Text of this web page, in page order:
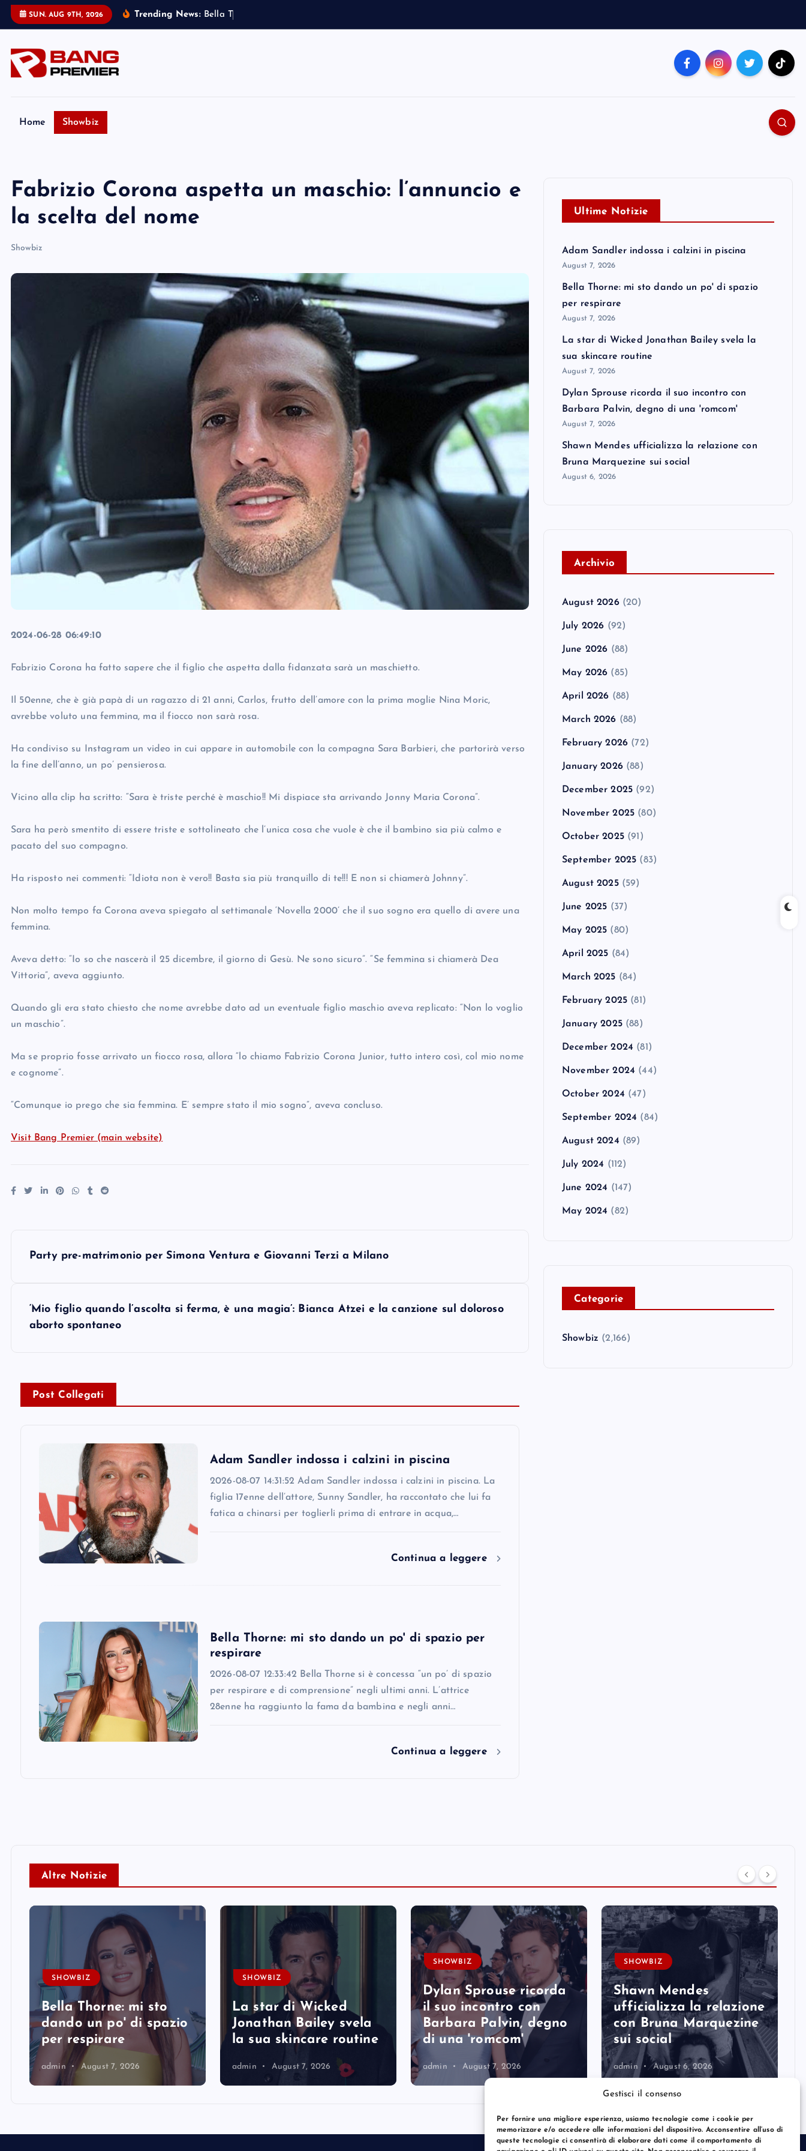
Gestisci il consenso
Per fornire una migliore esperienza, usiamo tecnologie come i cookie per
memorizzare e/o accedere alle informazioni del dispositivo. Acconsentire all’uso di
queste tecnologie ci consentirà di elaborare dati come il comportamento di
SUN. AUG 9TH, 2026 Trending News: Be a T
Home Showbiz
Fabrizio Corona aspetta un maschio: l’annuncio e
la scelta del nome
Showbiz
2024-06-28 06:49:10
Fabrizio Corona ha fatto sapere che il figlio che aspetta dalla fidanzata sarà un maschietto.
Il 50enne, che è già papà di un ragazzo di 21 anni, Carlos, frutto dell’amore con la prima moglie Nina Moric,
avrebbe voluto una femmina, ma il fiocco non sarà rosa.
Ha condiviso su Instagram un video in cui appare in automobile con la compagna Sara Barbieri, che partorirà verso
la fine dell’anno, un po’ pensierosa.
Vicino alla clip ha scritto: “Sara è triste perché è maschio!! Mi dispiace sta arrivando Jonny Maria Corona”.
Sara ha però smentito di essere triste e sottolineato che l’unica cosa che vuole è che il bambino sia più calmo e
pacato del suo compagno.
Ha risposto nei commenti: “Idiota non è vero!! Basta sia più tranquillo di te!!! E non si chiamerà Johnny”.
Non molto tempo fa Corona aveva spiegato al settimanale ‘Novella 2000’ che il suo sogno era quello di avere una
femmina.
Aveva detto: “Io so che nascerà il 25 dicembre, il giorno di Gesù. Ne sono sicuro”. “Se femmina si chiamerà Dea
Vittoria”, aveva aggiunto.
Quando gli era stato chiesto che nome avrebbe dato ad un eventuale figlio maschio aveva replicato: “Non lo voglio
un maschio”.
Ma se proprio fosse arrivato un fiocco rosa, allora “lo chiamo Fabrizio Corona Junior, tutto intero così, col mio nome
e cognome”.
“Comunque io prego che sia femmina. E’ sempre stato il mio sogno”, aveva concluso.
Visit Bang Premier (main website)
n
a
Party pre-matrimonio per Simona Ventura e Giovanni Terzi a Milano
‘Mio figlio quando l’ascolta si ferma, è una magia’: Bianca Atzei e la canzione sul doloroso
aborto spontaneo
Post Collegati
Adam Sandler indossa i calzini in piscina
2026-08-07 14:31:52 Adam Sandler indossa i calzini in piscina. La
figlia 17enne dell’attore, Sunny Sandler, ha raccontato che lui fa
fatica a chinarsi per toglierli prima di entrare in acqua,…
Continua a leggere
Bella Thorne: mi sto dando un po' di spazio per
respirare
2026-08-07 12:33:42 Bella Thorne si è concessa “un po’ di spazio
per respirare e di comprensione” negli ultimi anni. L’attrice
28enne ha raggiunto la fama da bambina e negli anni…
Continua a leggere
Ultime Notizie
Adam Sandler indossa i calzini in piscina
August 7, 2026
Bella Thorne: mi sto dando un po' di spazio
per respirare
August 7, 2026
La star di Wicked Jonathan Bailey svela la
sua skincare routine
August 7, 2026
Dylan Sprouse ricorda il suo incontro con
Barbara Palvin, degno di una 'romcom'
August 7, 2026
Shawn Mendes ufficializza la relazione con
Bruna Marquezine sui social
August 6, 2026
Archivio
August 2026(20)
July 2026 (92)
June 2026 (88)
May 2026 (85)
April 2026 (88)
March 2026 (88)
February 2026 (72)
January 2026(88)
December 2025 (92)
November 2025 (80)
October 2025(91)
September 2025 (83)
August 2025(59)
June 2025 (37)
May 2025 (80)
April 2025 (84)
March 2025 (84)
February 2025 (81)
January 2025(88)
December 2024 (81)
November 2024 (44)
October 2024 (47)
September 2024 (84)
August 2024 (89)
July 2024 (112)
June 2024 (147)
May 2024 (82)
Categorie
Showbiz (2,166)
Altre Notizie
SHOWBIZ
Bella Thorne: mi sto
dando un po' di spazio
per respirare
admin August 7, 2026
SHOWBIZ
La star di Wicked
Jonathan Bailey svela
la sua skincare routine
admin August 7, 2026
SHOWBIZ
Dylan Sprouse ricorda
il suo incontro con
Barbara Palvin, degno
di una 'romcom'
admin August 7, 2026
SHOWBIZ
Shawn Mendes
ufficializza la relazione
con Bruna Marquezine
sui social
admin August 6, 2026